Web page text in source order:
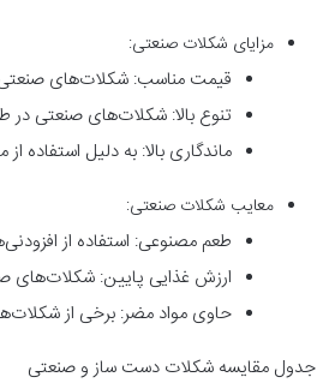
مزایای شکلات صنعتی:
قیمت مناسب: شکلات‌های صنعتی
تنوع بالا: شکلات‌های صنعتی
ماندگاری بالا: به دلیل استفاده
معایب شکلات صنعتی:
طعم مصنوعی: استفاده از
ارزش غذایی پایین: شکلات‌های
حاوی مواد مضر: برخی از
جدول مقایسه شکلات دست‌ ساز و صنعتی